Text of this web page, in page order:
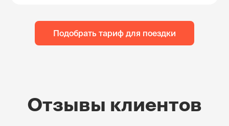
Подобрать тариф для поездки
Отзывы клиентов